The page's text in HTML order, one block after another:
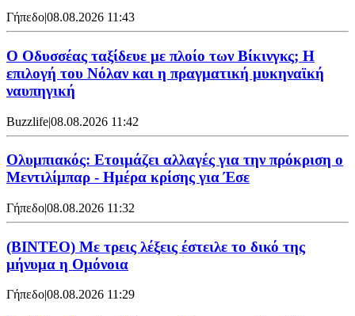
Γήπεδο|08.08.2026 11:43
Ο Οδυσσέας ταξίδευε με πλοίο των Βίκινγκς; Η
επιλογή του Νόλαν και η πραγματική μυκηναϊκή
ναυπηγική
Buzzlife|08.08.2026 11:42
Ολυμπιακός: Ετοιμάζει αλλαγές για την πρόκριση ο
Μεντιλίμπαρ - Ημέρα κρίσης για Έσε
Γήπεδο|08.08.2026 11:32
(ΒΙΝΤΕΟ) Με τρεις λέξεις έστειλε το δικό της
μήνυμα η Ομόνοια
Γήπεδο|08.08.2026 11:29